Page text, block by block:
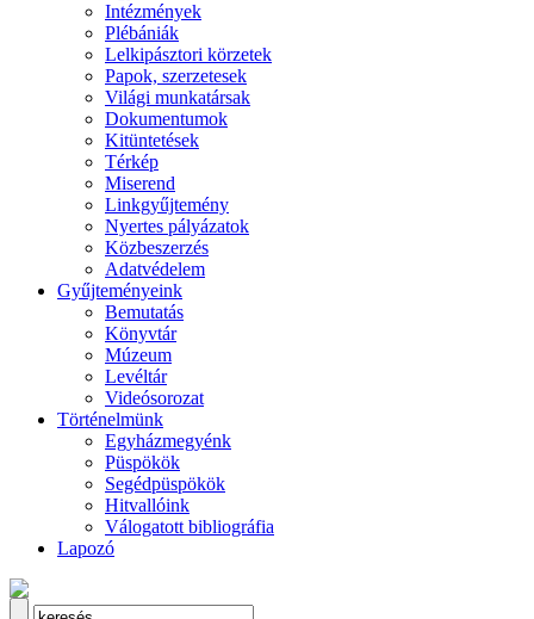
Intézmények
Plébániák
Lelkipásztori körzetek
Papok, szerzetesek
Világi munkatársak
Dokumentumok
Kitüntetések
Térkép
Miserend
Linkgyűjtemény
Nyertes pályázatok
Közbeszerzés
Adatvédelem
Gyűjteményeink
Bemutatás
Könyvtár
Múzeum
Levéltár
Videósorozat
Történelmünk
Egyházmegyénk
Püspökök
Segédpüspökök
Hitvallóink
Válogatott bibliográfia
Lapozó